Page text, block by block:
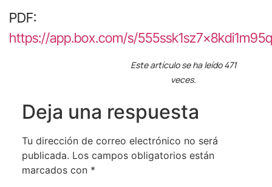
PDF:
https://app.box.com/s/
Este artículo se ha leído 471
veces.
Deja una respuesta
Tu dirección de correo electrónico no será
publicada. Los campos obligatorios están
marcados con *